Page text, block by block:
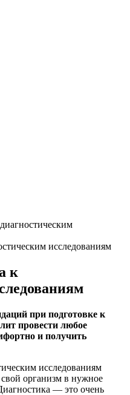
к
при подготовке к
провести любое
и получить
исследованиям
организм в нужное
— это очень